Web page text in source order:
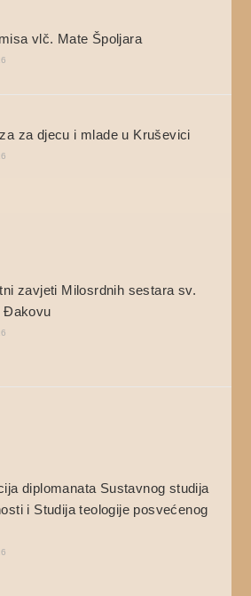
vlč. Mate Špoljara
za djecu i mlade u Kruševici
zavjeti Milosrdnih sestara sv.
Đakovu
diplomanata Sustavnog studija
i Studija teologije posvećenog